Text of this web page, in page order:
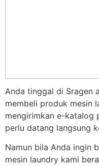
Anda tinggal di Sragen
membeli produk mesin
mengirimkan e-katalog
perlu datang langsung
Namun bila Anda ingin
mesin laundry kami